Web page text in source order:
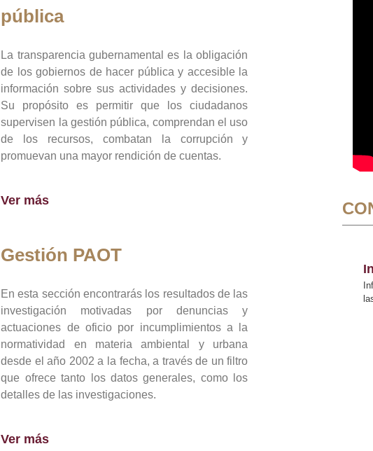
pública
La transparencia gubernamental es la obligación
de los gobiernos de hacer pública y accesible la
información sobre sus actividades y decisiones.
Su propósito es permitir que los ciudadanos
supervisen la gestión pública, comprendan el uso
de los recursos, combatan la corrupción y
promuevan una mayor rendición de cuentas.
Ver más
Gestión PAOT
En esta sección encontrarás los resultados de las
investigación motivadas por denuncias y
actuaciones de oficio por incumplimientos a la
normatividad en materia ambiental y urbana
desde el año 2002 a la fecha, a través de un filtro
que ofrece tanto los datos generales, como los
detalles de las investigaciones.
Ver más